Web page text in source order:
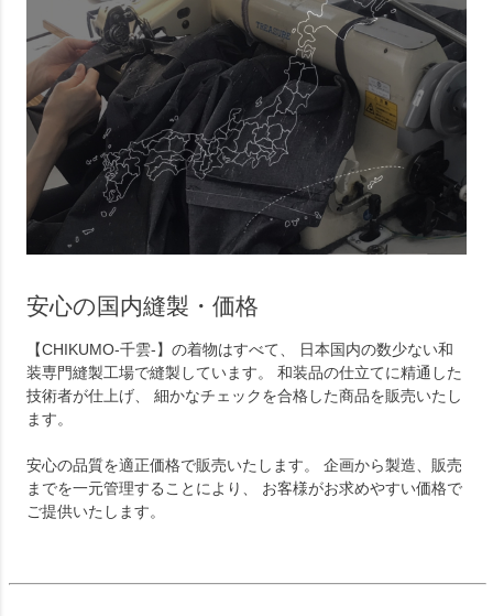
安心の国内縫製・価格
【CHIKUMO-千雲-】の着物はすべて、 日本国内の数少ない和
装専門縫製工場で縫製しています。 和装品の仕立てに精通した
技術者が仕上げ、 細かなチェックを合格した商品を販売いたし
ます。
安心の品質を適正価格で販売いたします。 企画から製造、販売
までを一元管理することにより、 お客様がお求めやすい価格で
ご提供いたします。